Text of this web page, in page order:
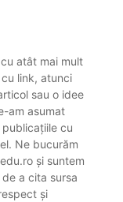
atât mai mult
link, atunci
sau o idee
am asumat
cu
Ne bucurăm
și suntem
a cita sursa
și